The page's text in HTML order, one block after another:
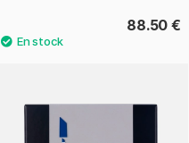
88.50 €